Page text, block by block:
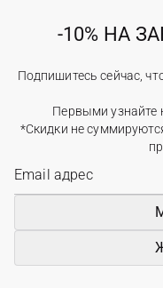
-10% НА
Подпишитесь сейчас,
Первыми узнайте
*Скидки не